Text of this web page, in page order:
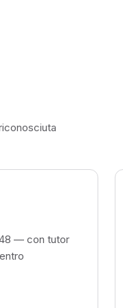
— con tutor